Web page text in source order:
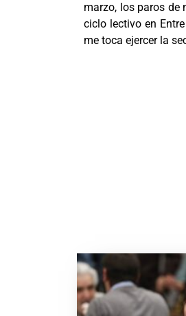
marzo, los paros de
ciclo lectivo en
me toca ejercer la